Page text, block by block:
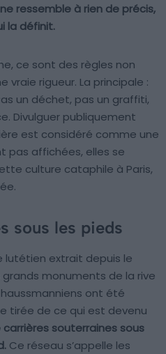
ressemble à rien de précis,
la définit.
ce sont des règles non
vraie rigueur. La principale :
un déchet, pas un graffiti,
Divulguer publiquement
est considéré comme une
pas affichées, elles se
culture cataphile à Paris,
sous les pieds
lutétien extrait depuis le
monuments de la rive
ont été
tirée de ce qui est devenu
carrières souterraines sous
Ce réseau s’appelle les